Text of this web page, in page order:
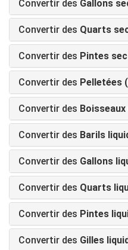
Convertir des Gallons
Convertir des Quarts
Convertir des Pintes
Convertir des Pelletées
Convertir des Boisseaux
Convertir des Barils
Convertir des Gallons
Convertir des Quarts
Convertir des Pintes
Convertir des Gilles